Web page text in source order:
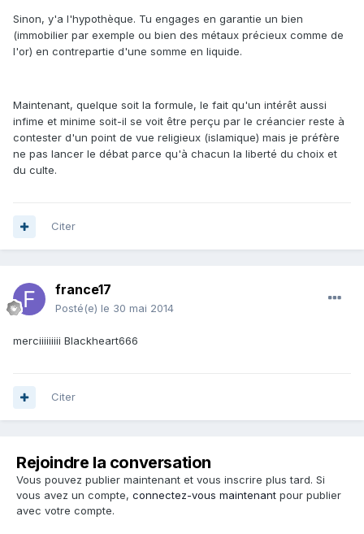
Sinon, y'a l'hypothèque. Tu engages en garantie un bien
(immobilier par exemple ou bien des métaux précieux comme de
l'or) en contrepartie d'une somme en liquide.
Maintenant, quelque soit la formule, le fait qu'un intérêt aussi
infime et minime soit-il se voit être perçu par le créancier reste à
contester d'un point de vue religieux (islamique) mais je préfère
ne pas lancer le débat parce qu'à chacun la liberté du choix et
du culte.
Citer
france17
Posté(e) le 30 mai 2014
merciiiiiiiii Blackheart666
Citer
Rejoindre la conversation
Vous pouvez publier maintenant et vous inscrire plus tard. Si
vous avez un compte, connectez-vous maintenant pour publier
avec votre compte.